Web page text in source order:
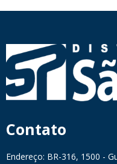
Contato
Endereço: BR-316, 1500 -